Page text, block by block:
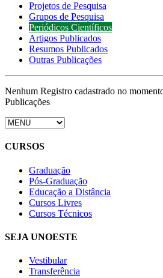
Projetos de Pesquisa
Grupos de Pesquisa
Periódicos Científicos
Artigos Publicados
Resumos Publicados
Outras Publicações
Nenhum Registro cadastrado no
Publicações
CURSOS
Graduação
Pós-Graduação
Educação a Distância
Cursos Livres
Cursos Técnicos
SEJA UNOESTE
Vestibular
Transferência